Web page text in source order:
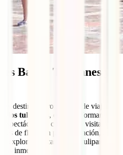
Bajos: Tulipanes y
destinos europeos donde viajar en
los tulipanes , que transforman la
de color. Una visita al
de flores en plena floración, es
explorar los campos de tulipanes en
inmersiva.